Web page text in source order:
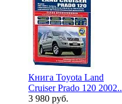
Книга Toyota Land
Cruiser Prado 120 2002..
3 980 руб.